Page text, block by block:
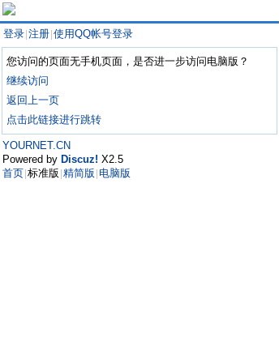
登录 注册 使用QQ帐号登录
您访问的页面无手机页面，是否进一步访问电脑版？
继续访问
返回上一页
点击此链接进行跳转
YOURNET.CN
Powered by Discuz! X2.5
首页 标准版 精简版 电脑版